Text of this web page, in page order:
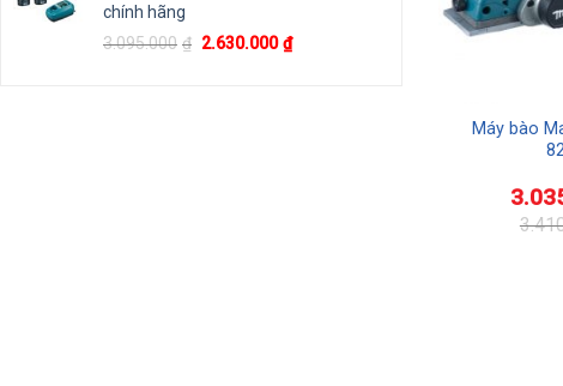
chính hãng
3.095.000 ₫ Giá
2.630.000 ₫Giá
Máy bào